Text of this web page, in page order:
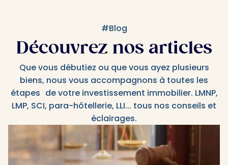
#Blog
Découvrez nos articles
Que vous débutiez ou que vous ayez plusieurs
biens, nous vous accompagnons à toutes les
étapes de votre investissement immobilier. LMNP,
LMP, SCI, para-hôtellerie, LLI... tous nos conseils et
éclairages.